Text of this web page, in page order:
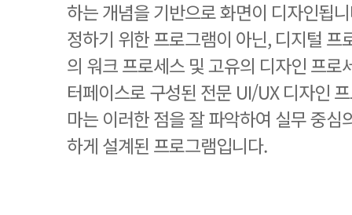
하는 개념을 기반으로 화면이 디자인됩
정하기 위한 프로그램이 아닌, 디지털 프
의 워크 프로세스 및 고유의 디자인 프로
터페이스로 구성된 전문 UI/UX 디자인
마는 이러한 점을 잘 파악하여 실무 중심
하게 설계된 프로그램입니다.